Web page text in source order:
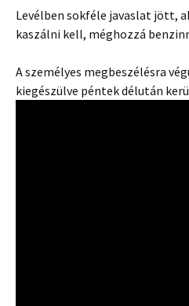
Levélben sokféle javaslat jött,
kaszálni kell, méghozzá
A személyes megbeszélésra
kiegészülve péntek délután